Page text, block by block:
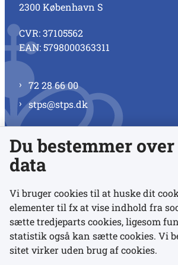
2300 København S
CVR: 37105562
EAN: 5798000363311
72 28 66 00
stps@stps.dk
Se alle kontaktnumre
Links
Udgivelser
Du bestemmer
data
Vi bruger cookies til at huske dit
elementer til fx at vise indhold fra
sætte tredjeparts cookies, ligesom
statistik også kan sætte cookies. Vi
sitet virker uden brug af cookies.